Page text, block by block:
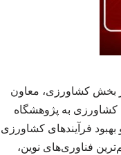
بخش کشاورزی، معاون
کشاورزی به پژوهشگاه
فرآیندهای کشاورزی
فناوری‌های نوین،